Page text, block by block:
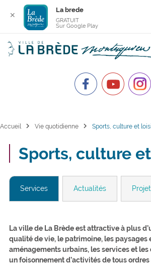
Accueil chevron_right Vie quotidienne chevron_right Sports, culture et
Sports, culture
Services Actualités
La ville de La Brède est attractive à plus
qualité de vie, le patrimoine, les paysages
aménagements urbains, les services et les
un foisonnement d’activités de tous
✕
La brede
GRATUIT
Sur Google Play